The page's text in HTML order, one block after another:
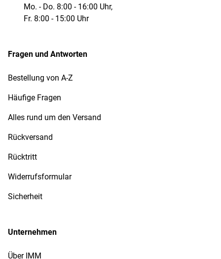
Mo. - Do. 8:00 - 16:00 Uhr,
Fr. 8:00 - 15:00 Uhr
Fragen und Antworten
Bestellung von A-Z
Häufige Fragen
Alles rund um den Versand
Rückversand
Rücktritt
Widerrufsformular
Sicherheit
Unternehmen
Über IMM